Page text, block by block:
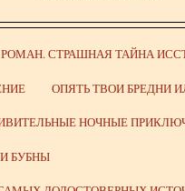
РОМАН. СТРАШНАЯ ТАЙНА
ОПЯТЬ ТВОИ БРЕДНИ
НОЧНЫЕ
БУБНЫ